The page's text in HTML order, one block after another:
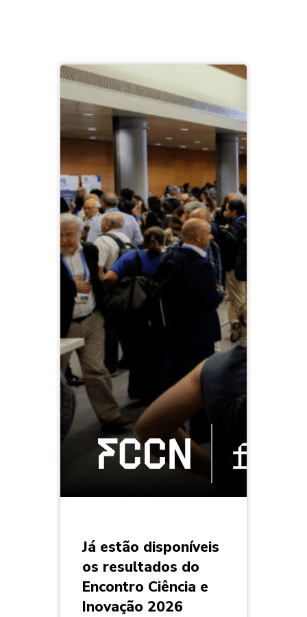
Já estão disponíveis
os resultados do
Encontro Ciência e
Inovação 2026